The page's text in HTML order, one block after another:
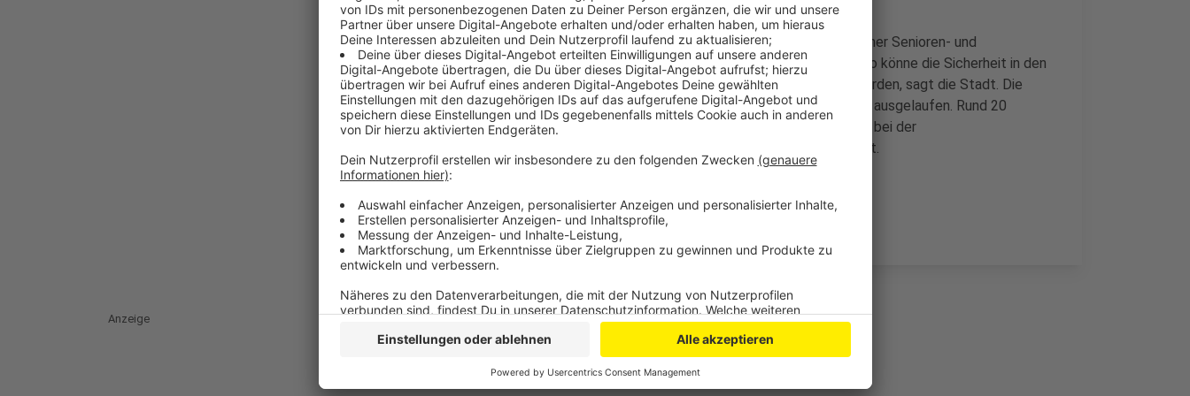
Die Soldaten sollen in den kommenden Wochen in den Leverkusener Senioren- und
Pflegeheimen mit anpacken und Corona-Tests durchführen. Nur so könne die Sicherheit in den
Einrichtungen angesichts der aktuellen Corona-Lage optimiert werden, sagt die Stadt. Die
Amtshilfe der Bundeswehr in unserer Stadt war zuletzt Ende Juni ausgelaufen. Rund 20
Soldatinnen und Soldaten der Marine hatten seit November 2020 bei der
Kontaktnachverfolgung geholfen und in Pflegeheimen unterstützt.
Anzeige